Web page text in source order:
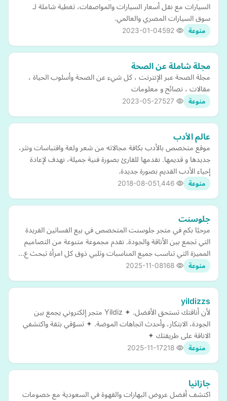
السيارات مع نقل أسعار السيارات والمواصفات، تغطية شاملة لـ
سوق السيارات المصري والعالمي.
منوعة 2023-01-04
مجلة شاملة عن الصحة
مجلة الصحة عبر الإنترنت ، كل شيء عن الصحة وأسلوب الحياة ،
مقالات ، نصائح و معلومات
منوعة 2023-05-27
عالم الأدب
موقع متخصص بالأدب بكافة مجالاته من شعر ولغة واقتباسات ونثر،
جديدها و قديمها. نقدمها للقارئ بصورة فنية جميلة، نهدف لإعادة
إحياء الأدب القديم بصورة جديدة.
منوعة 2018-08-05
جلوسنت
مرحبًا بكم في متجر جلوسنت المتخصص في بيع الفساتين الفريدة
التي تجمع بين الأناقة والجودة. نقدم مجموعة متنوعة من التصاميم
المميزة التي تناسب جميع المناسبات وتلبي ذوق كل امرأة تبحث ع…
منوعة 2025-11-08
yildizzs
لأن أناقتك تستحق الأفضل. ✦ Yildiz متجر إلكتروني يجمع بين
الجودة، الابتكار، وأحدث اتجاهات الموضة. ✦ تسوّقي بثقة واكتشفي
الاناقة على طريقتك ✦
منوعة 2025-11-17
جازانيا
اكتشف أفضل عروض البهارات والقهوة في السعودية مع خصومات